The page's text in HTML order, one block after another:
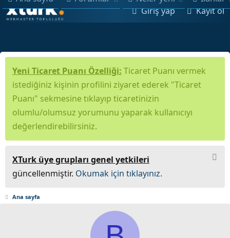
Giriş yap Kayıt ol
Yeni Ticaret Puanı Özelliği: Ticaret Puanı vermek
istediğiniz kişinin profilini ziyaret ederek "Ticaret
Puanı" sekmesine tıklayıp ticaretinizin
olumlu/olumsuz yorumunu yaparak kullanıcıyı
değerlendirebilirsiniz.
XTurk üye grupları genel yetkileri
güncellenmiştir. Okumak için tıklayınız.
Ana sayfa